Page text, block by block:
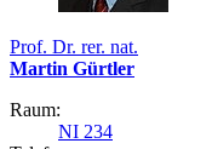
Prof. Dr. rer. nat.
Martin Gürtler
Raum:
NI 234